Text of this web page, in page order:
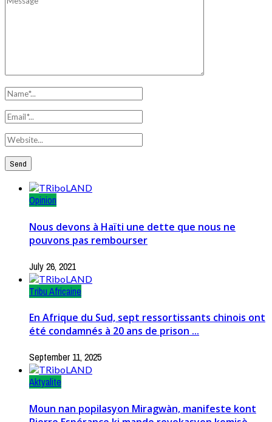
Opinion
Nous devons à Haïti une dette que nous ne
pouvons pas rembourser
July 26, 2021
Tribu Africaine
En Afrique du Sud, sept ressortissants chinois ont
été condamnés à 20 ans de prison ...
September 11, 2025
Aktyalite
Moun nan popilasyon Miragwàn, manifeste kont